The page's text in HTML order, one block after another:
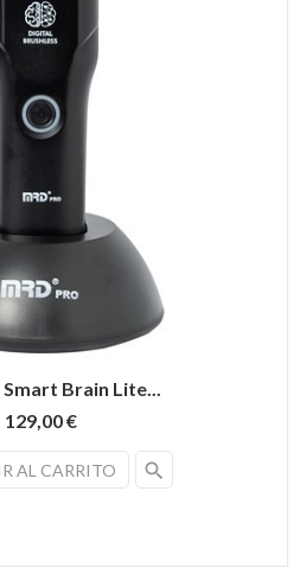
Smart Brain Lite...
129,00 €
AL CARRITO search